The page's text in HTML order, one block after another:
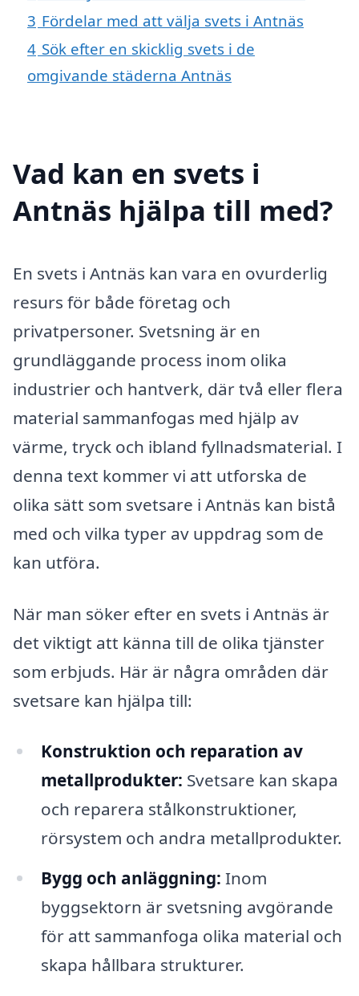
3 Fördelar med att välja svets i Antnäs
4 Sök efter en skicklig svets i de
omgivande städerna Antnäs
Vad kan en svets i
Antnäs hjälpa till med?
En svets i Antnäs kan vara en ovurderlig
resurs för både företag och
privatpersoner. Svetsning är en
grundläggande process inom olika
industrier och hantverk, där två eller flera
material sammanfogas med hjälp av
värme, tryck och ibland fyllnadsmaterial. I
denna text kommer vi att utforska de
olika sätt som svetsare i Antnäs kan bistå
med och vilka typer av uppdrag som de
kan utföra.
När man söker efter en svets i Antnäs är
det viktigt att känna till de olika tjänster
som erbjuds. Här är några områden där
svetsare kan hjälpa till:
Konstruktion och reparation av
metallprodukter: Svetsare kan skapa
och reparera stålkonstruktioner,
rörsystem och andra metallprodukter.
Bygg och anläggning: Inom
byggsektorn är svetsning avgörande
för att sammanfoga olika material och
skapa hållbara strukturer.